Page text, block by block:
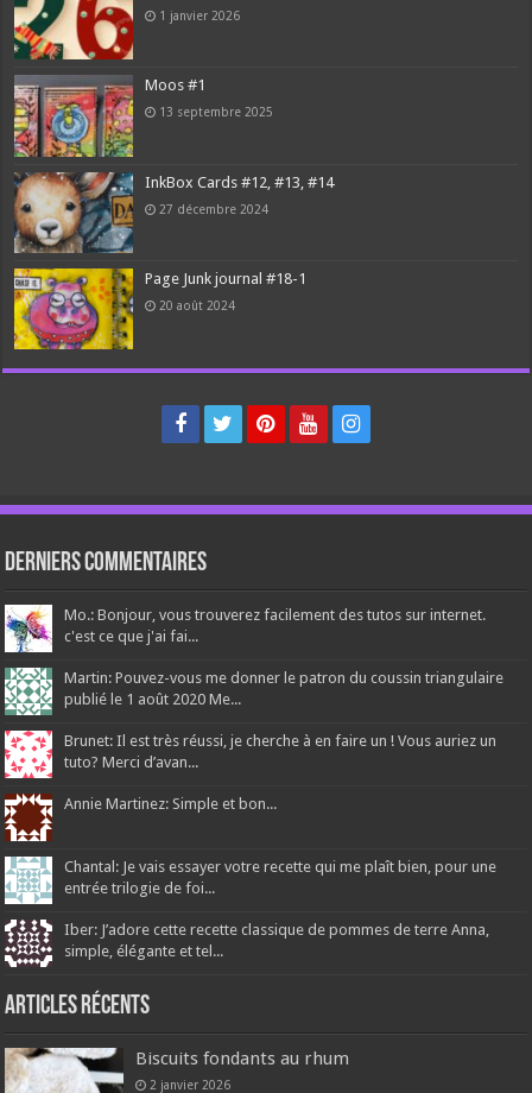
1 janvier 2026
Moos #1
13 septembre 2025
InkBox Cards #12, #13, #14
27 décembre 2024
Page Junk journal #18-1
20 août 2024
Derniers Commentaires
Mo.: Bonjour, vous trouverez facilement des tutos sur internet.
c'est ce que j'ai fai...
Martin: Pouvez-vous me donner le patron du coussin triangulaire
publié le 1 août 2020 Me...
Brunet: Il est très réussi, je cherche à en faire un ! Vous auriez un
tuto? Merci d’avan...
Annie Martinez: Simple et bon...
Chantal: Je vais essayer votre recette qui me plaît bien, pour une
entrée trilogie de foi...
Iber: J’adore cette recette classique de pommes de terre Anna,
simple, élégante et tel...
Articles récents
Biscuits fondants au rhum
2 janvier 2026